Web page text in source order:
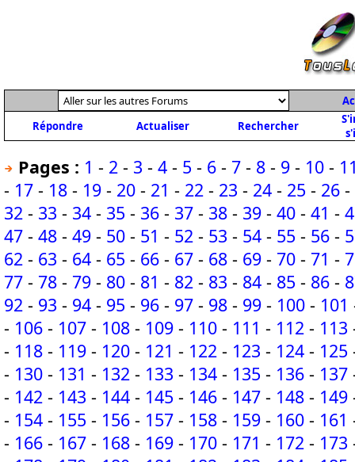
Répondre
Actualiser Rechercher
Pages : 1 - 2 - 3 - 4 - 5 - 6 - 7 - 8 - 9 - 10 -
- 17 - 18 - 19 - 20 - 21 - 22 - 23 - 24 - 25 - 26 -
32 - 33 - 34 - 35 - 36 - 37 - 38 - 39 - 40 - 41 -
47 - 48 - 49 - 50 - 51 - 52 - 53 - 54 - 55 - 56 -
62 - 63 - 64 - 65 - 66 - 67 - 68 - 69 - 70 - 71 -
77 - 78 - 79 - 80 - 81 - 82 - 83 - 84 - 85 - 86 -
92 - 93 - 94 - 95 - 96 - 97 - 98 - 99 - 100 - 101
- 106 - 107 - 108 - 109 - 110 - 111 - 112 - 113
- 118 - 119 - 120 - 121 - 122 - 123 - 124 - 125
- 130 - 131 - 132 - 133 - 134 - 135 - 136 - 137
- 142 - 143 - 144 - 145 - 146 - 147 - 148 - 149
- 154 - 155 - 156 - 157 - 158 - 159 - 160 - 161
- 166 - 167 - 168 - 169 - 170 - 171 - 172 - 173